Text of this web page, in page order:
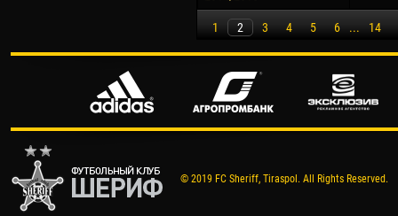
1 2 3 4 5 6 ... 14
© 2019 FC Sheriff, Tiraspol. All Rights Reserved.